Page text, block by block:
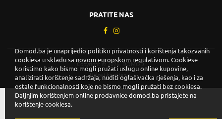
PRATITE NAS
Copyright © 2026. DOMOD.
Uslovi korištenja
Domod.ba je unaprijedio politiku privatnosti i korištenja takozvanih
cookiesa u skladu sa novom europskom regulativom. Cookiese
koristimo kako bismo mogli pružati uslugu online kupovine,
analizirati korištenje sadržaja, nuditi oglašivačka rješenja, kao i za
ostale funkcionalnosti koje ne bismo mogli pružati bez cookiesa.
Daljnjim korištenjem online prodavnice domod.ba pristajete na
korištenje cookiesa.